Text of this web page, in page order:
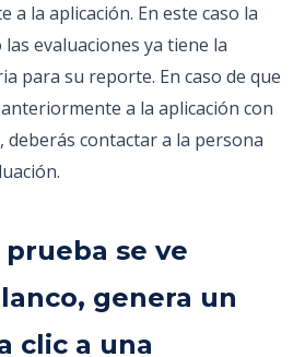
a la aplicación. En este caso la
evaluaciones ya tiene la
para su reporte. En caso de que
a la aplicación con
deberás contactar a la persona
se ve
genera un
clic a una